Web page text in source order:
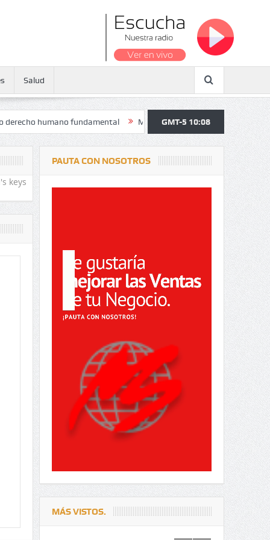
Salud
fundamental Maratón atendió a más de 38.000 jóvenes y
GMT-5 10:08
keys
PAUTA CON NOSOTROS
MÁS VISTOS.